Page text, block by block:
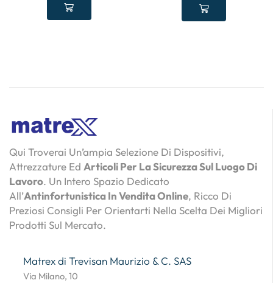
Qui Troverai Un’ampia Selezione Di Dispositivi,
Attrezzature Ed Articoli Per La Sicurezza Sul Luogo Di
Lavoro. Un Intero Spazio Dedicato
All’Antinfortunistica In Vendita Online, Ricco Di
Preziosi Consigli Per Orientarti Nella Scelta Dei Migliori
Prodotti Sul Mercato.
Matrex di Trevisan Maurizio & C. SAS
Via Milano, 10